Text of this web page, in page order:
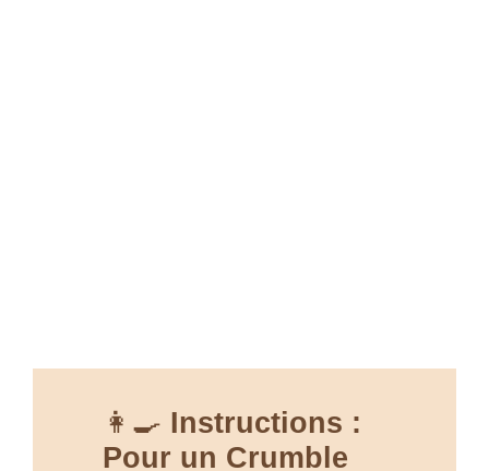
👩‍🍳 Instructions :
Pour un Crumble